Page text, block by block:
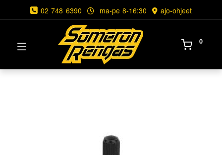
02 748 6390 ma-pe 8-16:30 ajo-ohjeet
0